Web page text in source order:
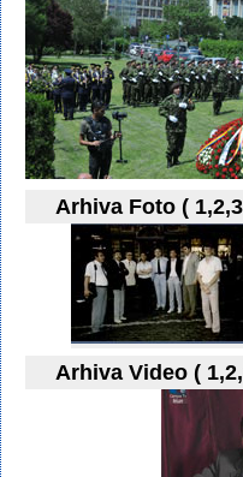
Arhiva Foto (
Arhiva Video (